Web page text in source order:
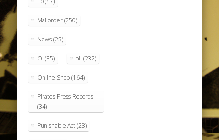
Mailorder(250)
News(25)
Oi (35) oi! (232)
Online Shop(164)
Pirates Press Records
(34)
Punishable Act(28)